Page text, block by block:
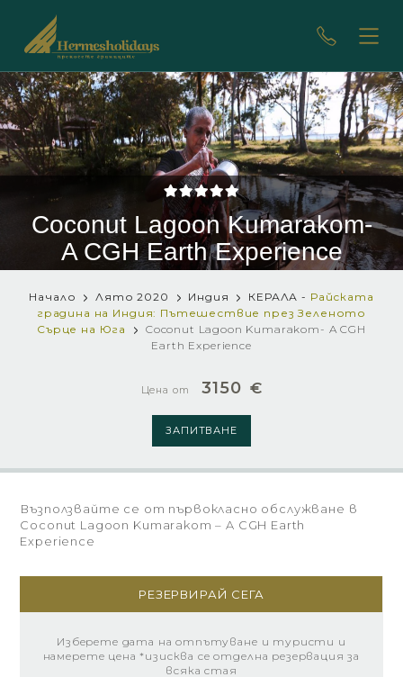
Coconut Lagoon Kumarakom-
A CGH Earth Experience
Начало Лято 2020 Индия КЕРАЛА - Райската
градина на Индия: Пътешествие през Зеленото
Сърце на Юга
Coconut Lagoon Kumarakom- A CGH
Earth Experience
Цена от 3150 €
ЗАПИТВАНЕ
Възползвайте се от първокласно обслужване в
Coconut Lagoon Kumarakom – A CGH Earth
Experience
РЕЗЕРВИРАЙ СЕГА
Изберете дата на отпътуване и туристи и
намерете цена *изисква се отделна резервация за
всяка стая